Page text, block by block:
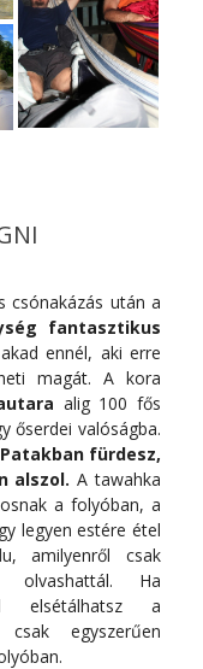
csónakázás után a
fantasztikus
ennél, aki erre
magát. A kora
alig 100 fős
őserdei valóságba.
Patakban fürdesz,
alszol. A tawahka
a folyóban, a
legyen estére étel
amilyenről csak
olvashattál. Ha
elsétálhatsz a
csak egyszerűen